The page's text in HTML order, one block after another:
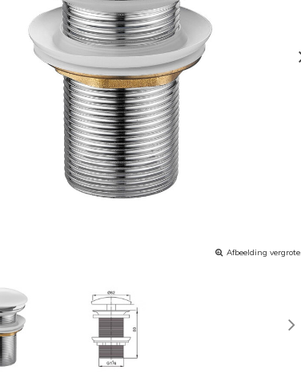
Afbeelding